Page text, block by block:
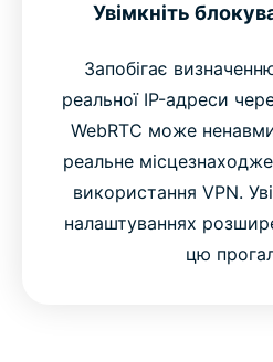
Увімкніть
Запобігає
реальної IP-адреси
WebRTC може
реальне
використання VPN.
налаштуваннях
цю